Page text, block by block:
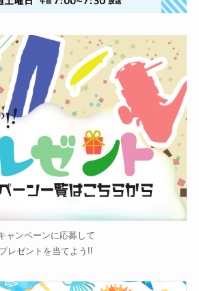
ャンペーンに応募して
プレゼントを当てよう!!